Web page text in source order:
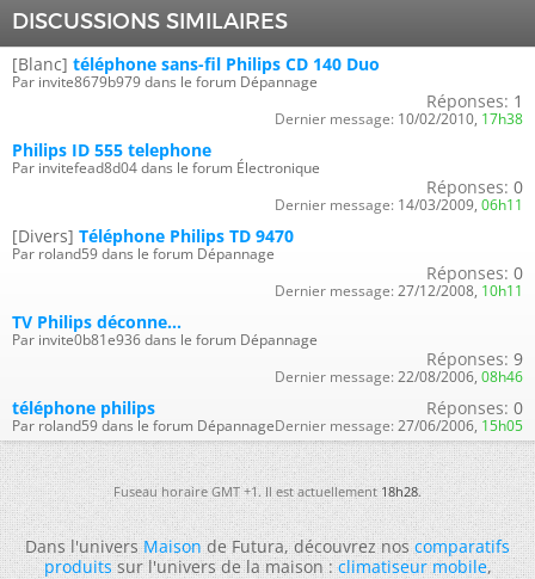
DISCUSSIONS SIMILAIRES
[Blanc] téléphone sans-fil Philips CD 140 Duo
Par invite8679b979 dans le forum Dépannage
Réponses: 1
Dernier message: 10/02/2010, 17h38
Philips ID 555 telephone
Par invitefead8d04 dans le forum Électronique
Réponses: 0
Dernier message: 14/03/2009, 06h11
[Divers] Téléphone Philips TD 9470
Par roland59 dans le forum Dépannage
Réponses: 0
Dernier message: 27/12/2008, 10h11
TV Philips déconne...
Par invite0b81e936 dans le forum Dépannage
Réponses: 9
Dernier message: 22/08/2006, 08h46
téléphone philips
Par roland59 dans le forum Dépannage
Réponses: 0
Dernier message: 27/06/2006, 15h05
Fuseau horaire GMT +1. Il est actuellement18h28.
Dans l'universMaisonde Futura, découvrez noscomparatifs
produitssur l'univers de la maison :climatiseur mobile,